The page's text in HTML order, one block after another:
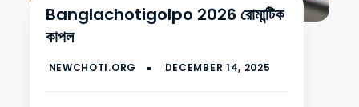
গরম চটি গল্প
Banglachotigolpo 2026 রোমান্টিক
কাপল